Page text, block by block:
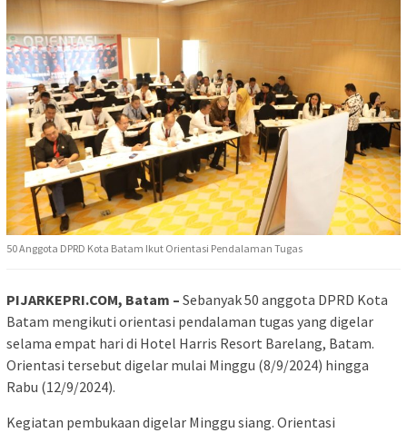
50 Anggota DPRD Kota Batam Ikut Orientasi Pendalaman Tugas
PIJARKEPRI.COM, Batam – Sebanyak 50 anggota DPRD Kota
Batam mengikuti orientasi pendalaman tugas yang digelar
selama empat hari di Hotel Harris Resort Barelang, Batam.
Orientasi tersebut digelar mulai Minggu (8/9/2024) hingga
Rabu (12/9/2024).
Kegiatan pembukaan digelar Minggu siang. Orientasi